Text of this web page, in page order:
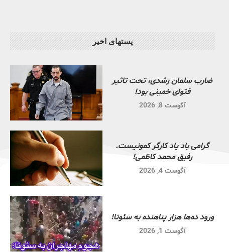
پستهای اخیر
ضارب سلمان رشدی، تحت تاثیر
فتوای خمینی بود!
آگوست 8, 2026
گرامی باد یاد کارگر کمونیست.
رفیق محمد کاظمی!
آگوست 4, 2026
ورود ده‌ها هزار پناهنده به سئوتا!
آگوست 1, 2026